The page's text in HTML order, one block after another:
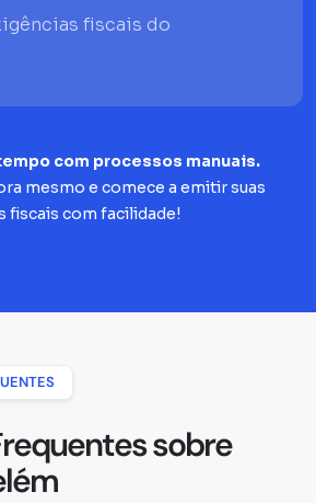
fiscais do
com processos manuais.
mesmo e comece a emitir suas
fiscais com facilidade!
sobre